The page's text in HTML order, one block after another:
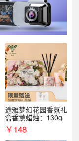
途雅梦幻花园香氛礼
盒香薰蜡烛：130g
￥148